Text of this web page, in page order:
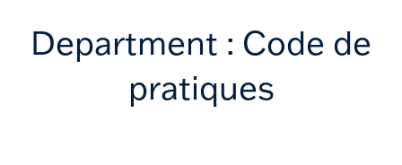
Department : Code de
pratiques